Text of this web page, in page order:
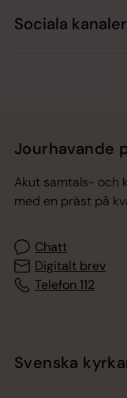
Sociala kanaler
Jourhavande
Akut samtals- och
med en präst på
Chatt
Digitalt brev
Telefon 112
Svenska